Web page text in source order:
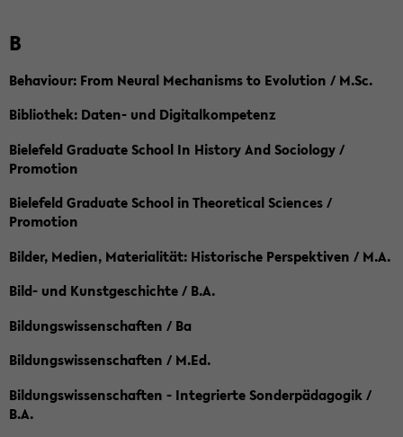
B
Behaviour: From Neural Mechanisms to Evolution / M.Sc.
Bibliothek: Daten- und Digitalkompetenz
Bielefeld Graduate School In History And Sociology /
Promotion
Bielefeld Graduate School in Theoretical Sciences /
Promotion
Bilder, Medien, Materialität: Historische Perspektiven / M.A.
Bild- und Kunstgeschichte / B.A.
Bildungswissenschaften / Ba
Bildungswissenschaften / M.Ed.
Bildungswissenschaften - Integrierte Sonderpädagogik /
B.A.